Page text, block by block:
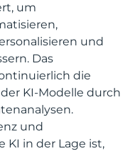
um
und
Das
die
KI-Modelle durch
und
KI in der Lage ist,